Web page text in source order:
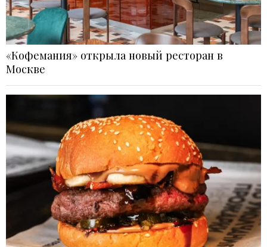
«Кофемания» открыла новый ресторан в
Москве